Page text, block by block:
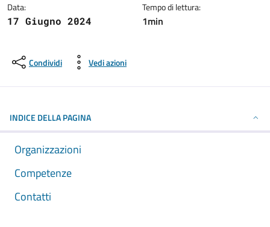
Data:
17 Giugno 2024
Tempo di lettura:
1min
Condividi Vedi azioni
INDICE DELLA PAGINA
Organizzazioni
Competenze
Contatti